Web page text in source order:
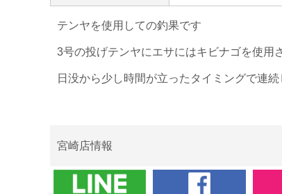
テンヤを使用しての釣果です
3号の投げテンヤにエサにはキビナゴを使用
日没から少し時間が立ったタイミングで連
宮崎店情報